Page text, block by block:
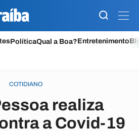
PolíticaQual a Boa?Entretenimento
COTIDIANO
realiza
a Covid-19